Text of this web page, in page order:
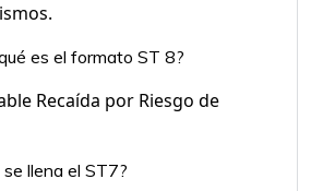
es el formato ST 8?
Recaída por Riesgo de
llena el ST7?